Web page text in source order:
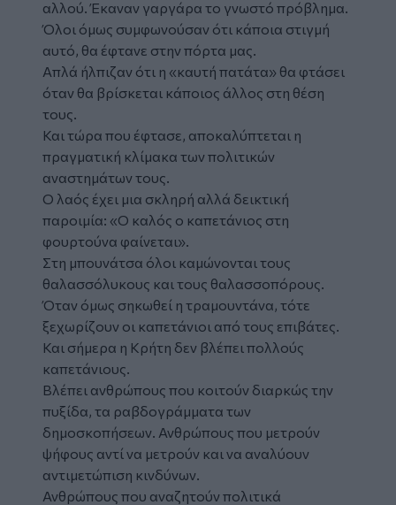
αλλού. Έκαναν γαργάρα το γνωστό πρόβλημα.
Όλοι όμως συμφωνούσαν ότι κάποια στιγμή
αυτό, θα έφτανε στην πόρτα μας.
Απλά ήλπιζαν ότι η «καυτή πατάτα» θα φτάσει
όταν θα βρίσκεται κάποιος άλλος στη θέση
τους.
Και τώρα που έφτασε, αποκαλύπτεται η
πραγματική κλίμακα των πολιτικών
αναστημάτων τους.
Ο λαός έχει μια σκληρή αλλά δεικτική
παροιμία: «Ο καλός ο καπετάνιος στη
φουρτούνα φαίνεται».
Στη μπουνάτσα όλοι καμώνονται τους
θαλασσόλυκους και τους θαλασσοπόρους.
Όταν όμως σηκωθεί η τραμουντάνα, τότε
ξεχωρίζουν οι καπετάνιοι από τους επιβάτες.
Και σήμερα η Κρήτη δεν βλέπει πολλούς
καπετάνιους.
Βλέπει ανθρώπους που κοιτούν διαρκώς την
πυξίδα, τα ραβδογράμματα των
δημοσκοπήσεων. Ανθρώπους που μετρούν
ψήφους αντί να μετρούν και να αναλύουν
αντιμετώπιση κινδύνων.
Ανθρώπους που αναζητούν πολιτικά